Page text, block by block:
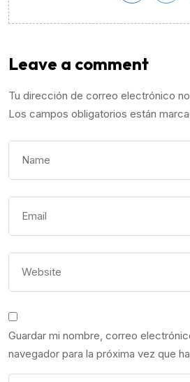
Leave a comment
Tu dirección de correo electrónico
Los campos obligatorios están
Guardar mi nombre, correo
navegador para la próxima vez que